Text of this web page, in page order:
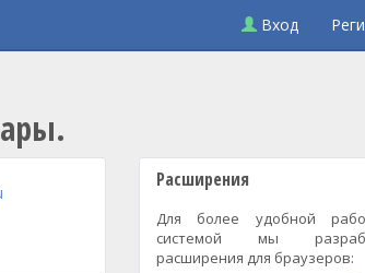
Вход
Расширения
Для более удобной
системой мы
расширения для браузеров: